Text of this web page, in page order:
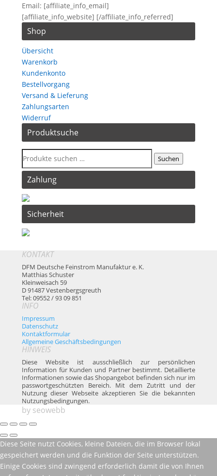
Email: [affiliate_info_email]
[affiliate_info_website] [/affiliate_info_referred]
Shop
Übersicht
Warenkorb
Kundenkonto
Bestellvorgang
Versand & Lieferung
Zahlungsarten
Widerruf
Produktsuche
Suchen
Zahlung
Sicherheit
KONTAKT
DFM Deutsche Feinstrom Manufaktur e. K.
Matthias Schuster
Kleinweisach 59
D 91487 Vestenbergsgreuth
Tel: 09552 / 93 09 851
INFO
Impressum
Datenschutz
Kontaktformular
Allgemeine Geschäftsbedingungen
HINWEIS
Diese Website ist ausschließlich zur persönlichen
Information für Kunden und Partner bestimmt. Detaillierte
Informationen sowie das Shopangebot befinden sich nur im
passwortgeschützten Bereich. Mit dem Zutritt und der
Nutzung dieser Webseite akzeptieren Sie die bekannten
Nutzungsbedingungen.
by seowebb
Diese Seite nutzt Cookies, kleine Dateien, die im Browser lokal
gespeichert werden und die Funktion der Seite unterstützen.
Einige Cookies sind zwingend erforderlich damit die von Ihnen